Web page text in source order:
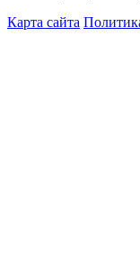
Карта сайта